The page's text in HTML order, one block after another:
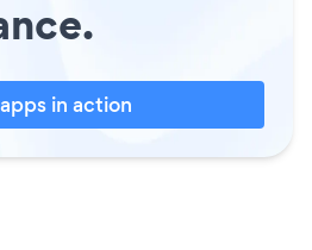
in action